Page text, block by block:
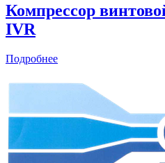
Компрессор
IVR
Подробнее